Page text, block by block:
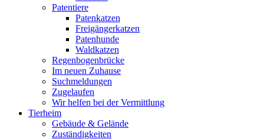
Patentiere
Patenkatzen
Freigängerkatzen
Patenhunde
Waldkatzen
Regenbogenbrücke
Im neuen Zuhause
Suchmeldungen
Zugelaufen
Wir helfen bei der Vermittlung
Tierheim
Gebäude & Gelände
Zuständigkeiten